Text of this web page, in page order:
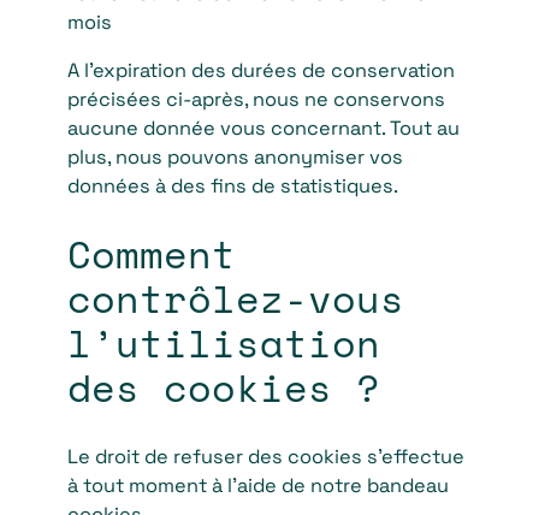
mois
A l’expiration des durées de conservation
précisées ci-après, nous ne conservons
aucune donnée vous concernant. Tout au
plus, nous pouvons anonymiser vos
données à des fins de statistiques.
Comment
contrôlez-vous
l’utilisation
des cookies ?
Le droit de refuser des cookies s’effectue
à tout moment à l’aide de notre bandeau